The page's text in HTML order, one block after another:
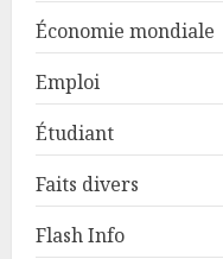
Économie mondiale
Emploi
Étudiant
Faits divers
Flash Info